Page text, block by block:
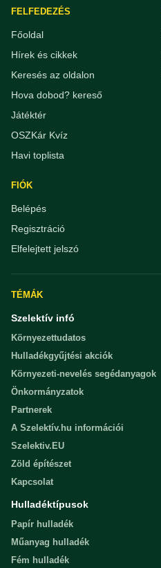
FELFEDEZÉS
Főoldal
Hírek és cikkek
Keresés az oldalon
Hova dobod? kereső
Játéktér
OSZKár Kvíz
Havi toplista
FIÓK
Belépés
Regisztráció
Elfelejtett jelszó
TÉMÁK
Szelektív infó
Környezettudatos
Hulladékgyűjtési akciók
Környezeti-nevelés segédanyagok
Önkormányzatok
Partnerek
A Szelektív.hu információi
Szelektiv.EU
Zöld építészet
Kapcsolat
Hulladéktípusok
Papír hulladék
Műanyag hulladék
Fém hulladék